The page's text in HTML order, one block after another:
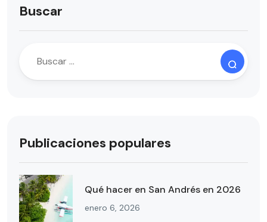
Buscar
Publicaciones populares
Qué hacer en San Andrés en 2026
enero 6, 2026